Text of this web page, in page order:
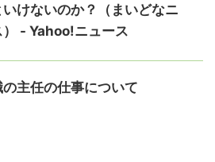
けないのか？（まいどなニ
） - Yahoo!ニュース
主任の仕事について